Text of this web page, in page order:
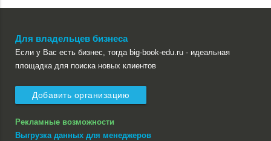
Для владельцев бизнеса
Если у Вас есть бизнес, тогда big-book-edu.ru - идеальная
площадка для поиска новых клиентов
Добавить организацию
Рекламные возможности
Выгрузка данных для менеджеров